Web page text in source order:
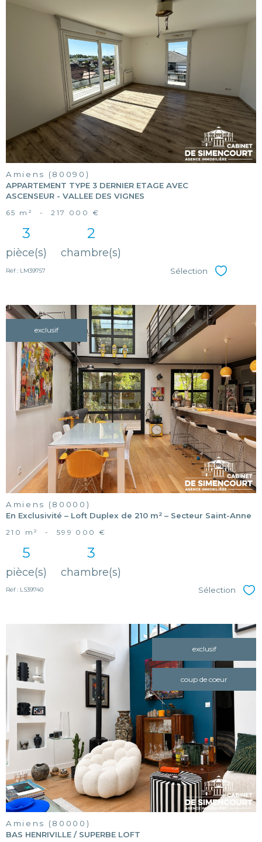
voir le
bien
Amiens (80090)
APPARTEMENT TYPE 3 DERNIER ETAGE AVEC
ASCENSEUR - VALLEE DES VIGNES
65 m² - 217 000 €
3
pièce(s)
2
chambre(s)
Réf : LM39757 Sélection Sélectionner
exclusif
voir le
bien
Amiens (80000)
En Exclusivité – Loft Duplex de 210 m² – Secteur Saint-Anne
210 m² - 599 000 €
5
pièce(s)
3
chambre(s)
Réf : LS39740 Sélection
exclusif
coup de coeur
voir le
bien
Amiens (80000)
BAS HENRIVILLE / SUPERBE LOFT